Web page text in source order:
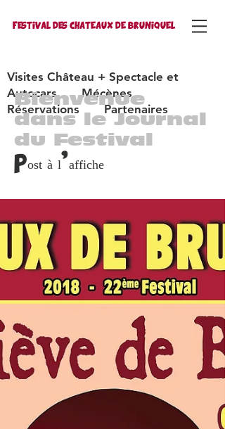
FESTIVAL DES CHATEAUX DE BRUNIQUEL
Visites Château + Spectacle et
Autocars
Mécènes
Réservations
Partenaires
Bienvenue
dans le Journal
du Festival
Post à l'affiche